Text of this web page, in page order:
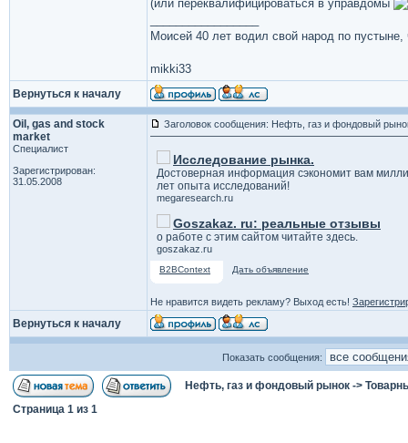
(или переквалифицироваться в управдомы
Моисей 40 лет водил свой народ по
mikki33
Вернуться к началу
Oil, gas and stock
market
Специалист
Зарегистрирован:
31.05.2008
Заголовок сообщения: Нефть, газ и фондовый
Исследование рынка.
Достоверная информация сэкономит вам
лет опыта исследований!
megaresearch.ru
Goszakaz. ru: реальные отзывы
о работе с этим сайтом читайте здесь.
goszakaz.ru
B2BContext Дать объявление
Не нравится видеть рекламу? Выход есть!
Вернуться к началу
Показать сообщения:
Нефть, газ и фондовый рынок ->
Страница 1 из 1